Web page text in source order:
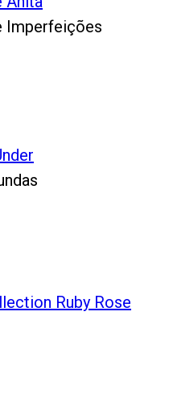
Imperfeições
Ruby Rose